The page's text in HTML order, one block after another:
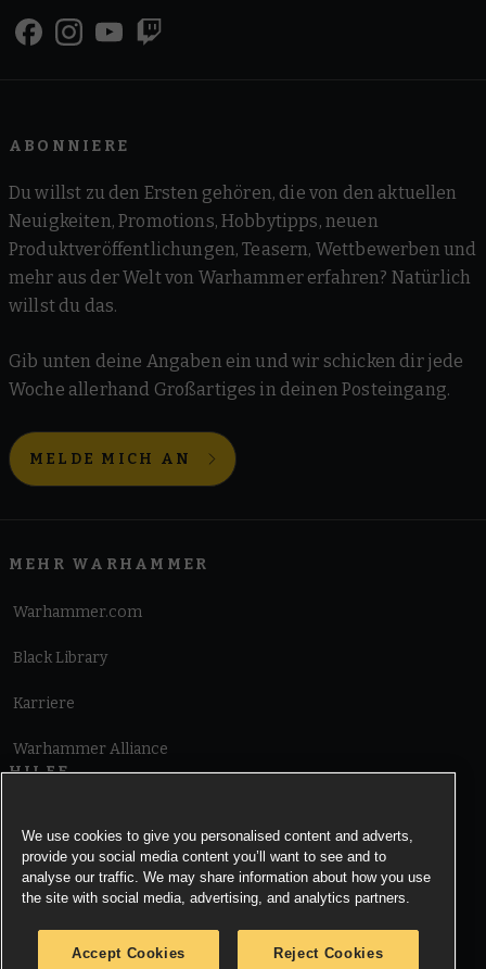
ABONNIERE
Du willst zu den Ersten gehören, die von den aktuellen
Neuigkeiten, Promotions, Hobbytipps, neuen
Produktveröffentlichungen, Teasern, Wettbewerben und
mehr aus der Welt von Warhammer erfahren? Natürlich
willst du das.
Gib unten deine Angaben ein und wir schicken dir jede
Woche allerhand Großartiges in deinen Posteingang.
MELDE MICH AN
MEHR WARHAMMER
Warhammer.com
Black Library
Karriere
Warhammer Alliance
HILFE
Informationen zu Cookies
We use cookies to give you personalised content and adverts,
provide you social media content you’ll want to see and to
analyse our traffic. We may share information about how you use
the site with social media, advertising, and analytics partners.
Accept Cookies Reject Cookies